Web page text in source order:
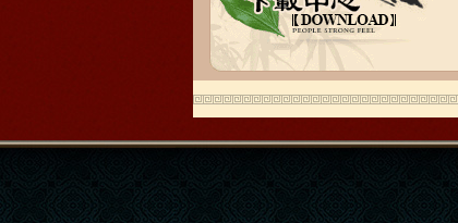
语风汉语学生Brad
我叫Brad,我是澳大利亚人，我在语风
汉语学校学习汉语。我现在可以独立和
我的中国朋友说很流利的汉语。谢谢语
风汉语...